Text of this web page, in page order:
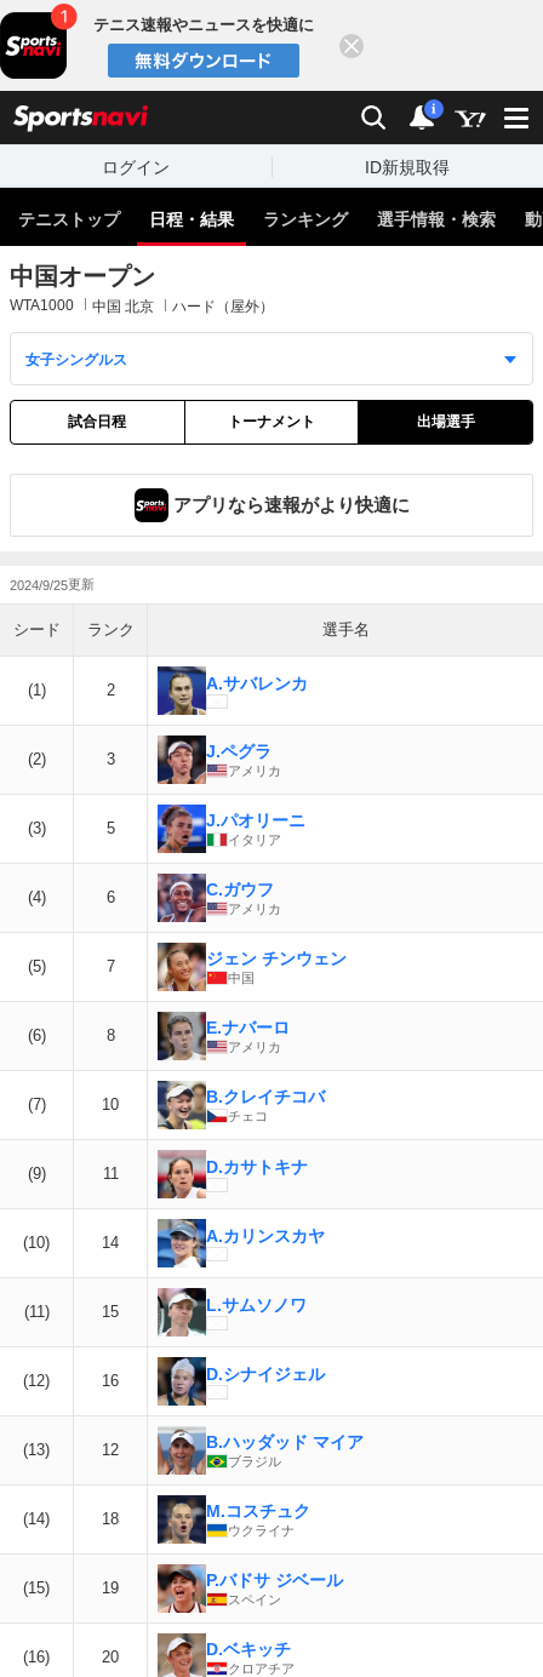
テニス速報やニュースを快適に
検索 通知
i
ログイン ID新規取得
テニストップ 日程・結果 ランキング 選手情報・検索
中国オープン
WTA1000 中国 北京 ハード（屋外）
試合日程 トーナメント 出場選手
アプリなら速報がより快適に
2024/9/25
シード ランク 選手名
(1) 2 A.サバレンカ
(2) 3 J.ペグラ
アメリカ
(3) 5 J.パオリーニ
イタリア
(4) 6 C.ガウフ
アメリカ
(5) 7 ジェン チンウェン
中国
(6) 8 E.ナバーロ
アメリカ
(7) 10 B.クレイチコバ
チェコ
(9) 11 D.カサトキナ
(10) 14 A.カリンスカヤ
(11) 15 L.サムソノワ
(12) 16 D.シナイジェル
(13) 12 B.ハッダッド マイア
ブラジル
(14) 18 M.コスチュク
ウクライナ
(15) 19 P.バドサ ジベール
スペイン
(16) 20 D.ベキッチ
クロアチア